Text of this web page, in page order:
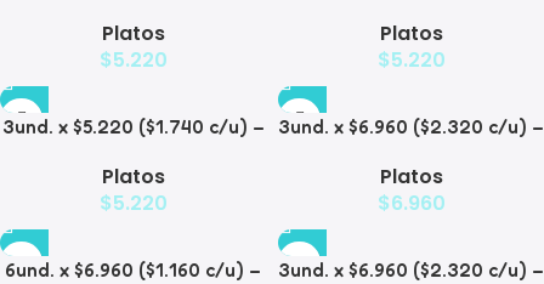
Mascotas Diseño Pastel
Platos
$5.220
Mascotas con Diseños
Estampados
Platos
$5.220
3und. x $5.220 ($1.740 c/u) –
Mascotas con Diseño
Platos
$5.220
3und. x $6.960 ($2.320 c/u) –
Mascotas con Patitas
Platos
$6.960
6und. x $6.960 ($1.160 c/u) –
3und. x $6.960 ($2.320 c/u) –